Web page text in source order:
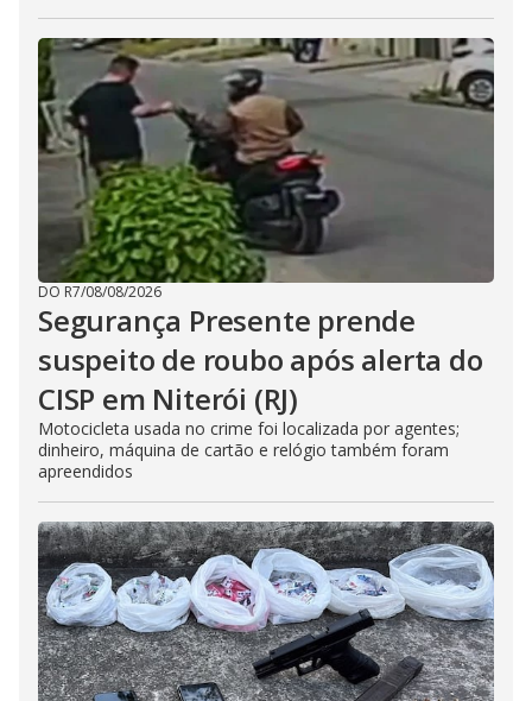
DO R7/08/08/2026
Segurança Presente prende
suspeito de roubo após alerta do
CISP em Niterói (RJ)
Motocicleta usada no crime foi localizada por agentes;
dinheiro, máquina de cartão e relógio também foram
apreendidos